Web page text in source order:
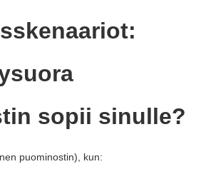
sopii sinulle?
puominostin), kun: